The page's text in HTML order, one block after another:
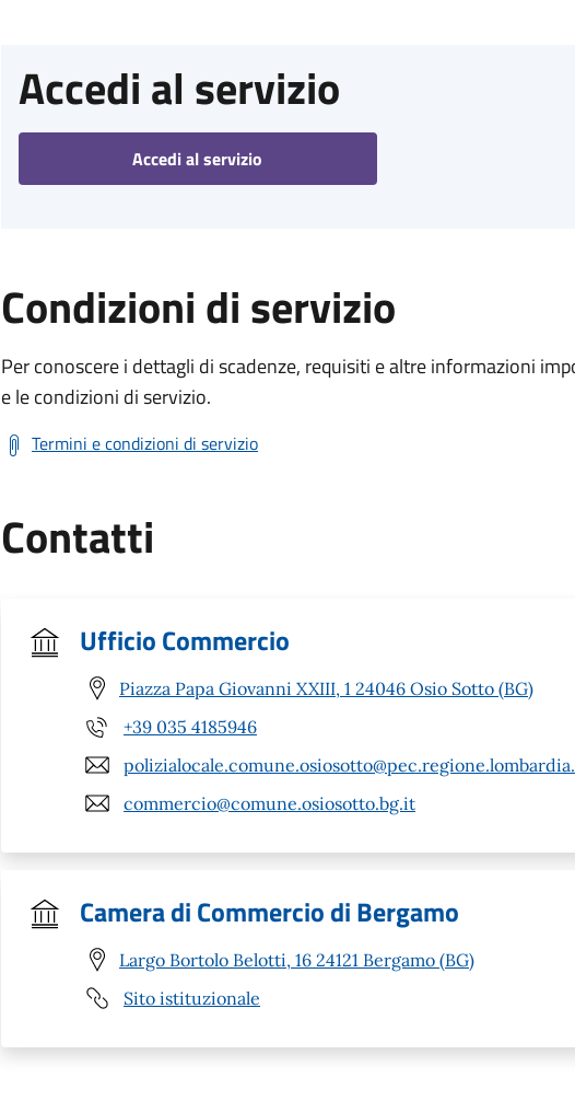
Accedi al servizio
Accedi al servizio
Condizioni di servizio
Per conoscere i dettagli di scadenze, requisiti e altre informazioni
e le condizioni di servizio.
Termini e condizioni di servizio
Contatti
Ufficio Commercio
Piazza Papa Giovanni XXIII, 1 24046 Osio Sotto (BG)
+39 035 4185946
commercio@comune.osiosotto.bg.it
Camera di Commercio di Bergamo
Largo Bortolo Belotti, 16 24121 Bergamo (BG)
Sito istituzionale